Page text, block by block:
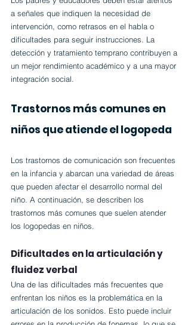
a señales que indiquen la necesidad de
intervención, como retrasos en el habla o
dificultades para seguir instrucciones. La
detección y tratamiento temprano contribuyen a
un mejor rendimiento académico y a una mayor
integración social.
Trastornos más comunes en
niños que atiende el logopeda
Los trastornos de comunicación son frecuentes
en la infancia y abarcan una variedad de áreas
que pueden afectar el desarrollo normal del
niño. A continuación, se describen los
trastornos más comunes que suelen atender
los logopedas en niños.
Dificultades en la articulación y
fluidez verbal
Una de las dificultades más frecuentes que
enfrentan los niños es la problemática en la
articulación de los sonidos. Esto puede incluir